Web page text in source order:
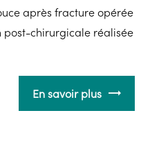
après fracture opérée
chirurgicale réalisée
En savoir plus